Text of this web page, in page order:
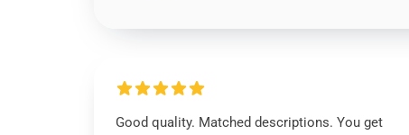
Good quality. Matched descriptions. You get